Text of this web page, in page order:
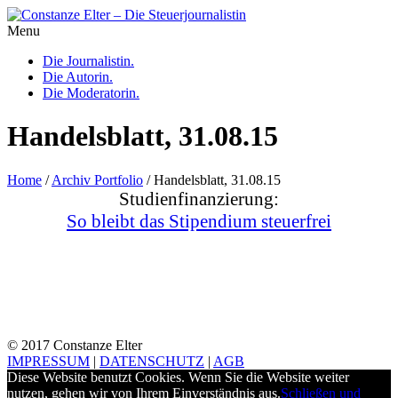
Menu
Die Journalistin.
Die Autorin.
Die Moderatorin.
Handelsblatt, 31.08.15
Home /Archiv Portfolio /Handelsblatt, 31.08.15
Studienfinanzierung:
So bleibt das Stipendium steuerfrei
© 2017 Constanze Elter
IMPRESSUM | DATENSCHUTZ | AGB
Diese Website benutzt Cookies. Wenn Sie die Website weiter
nutzen, gehen wir von Ihrem Einverständnis aus.Schließen und